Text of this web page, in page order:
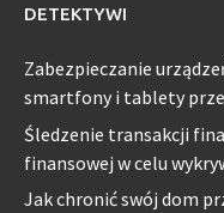
DETEKTYWI
Zabezpieczanie
smartfony i tablety
Śledzenie transakcji
finansowej w celu
Jak chronić swój dom